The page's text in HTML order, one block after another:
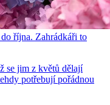
října. Zahrádkáři to
se jim z květů dělají
potřebují pořádnou